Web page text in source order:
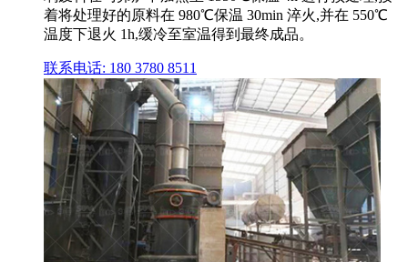
着将处理好的原料在 980℃保温 30min 淬火,并在 550℃
温度下退火 1h,缓冷至室温得到最终成品。
联系电话: 180 3780 8511